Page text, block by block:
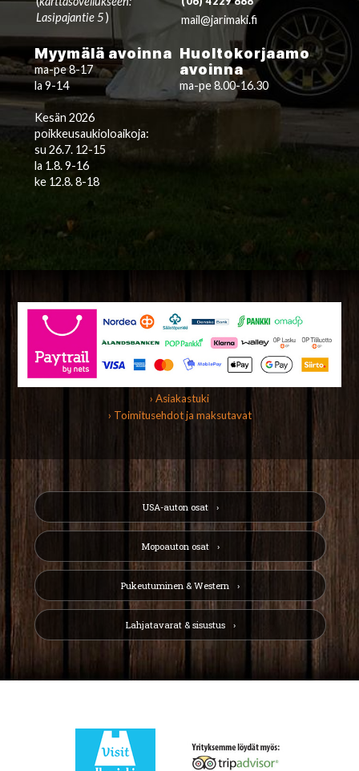
Lasipajantie 5) mail@jarimaki.fi
Myymälä avoinna
ma-pe 8-17
la 9-14
Kesän 2026
poikkeusaukioloaikoja:
su 26.7. 12-15
la 1.8. 9-16
ke 12.8. 8-18
Huoltokorjaamo
avoinna
ma-pe 8.00-16.30
› Asiakastuki
› Toimitusehdot ja maksutavat
USA-auton osat
Mopoauton osat
Pukeutuminen & Western
Lahjatavarat & sisustus